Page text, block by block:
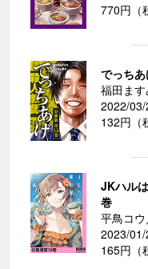
770円（
でっち
福田ま
2022/03/
132円（
JKハル
巻
平鳥コ
2023/
165円（